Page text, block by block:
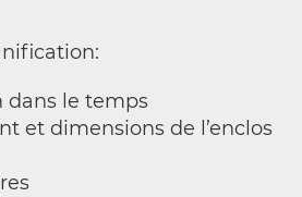
dans le temps
et dimensions de l’enclos